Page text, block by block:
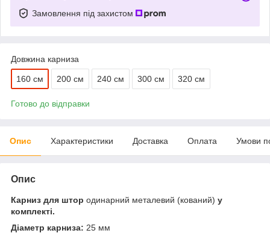
Замовлення під захистом
Довжина карниза
160 см 200 см 240 см 300 см 320 см
Готово до відправки
Опис Характеристики Доставка Оплата Умови
Опис
Карниз для штор одинарний металевий (кований) у
комплекті.
Діаметр карниза: 25 мм